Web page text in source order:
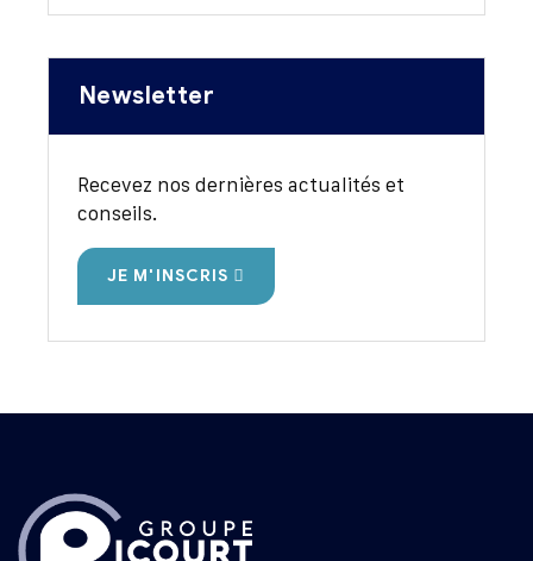
Newsletter
Recevez nos dernières actualités et
conseils.
JE M'INSCRIS